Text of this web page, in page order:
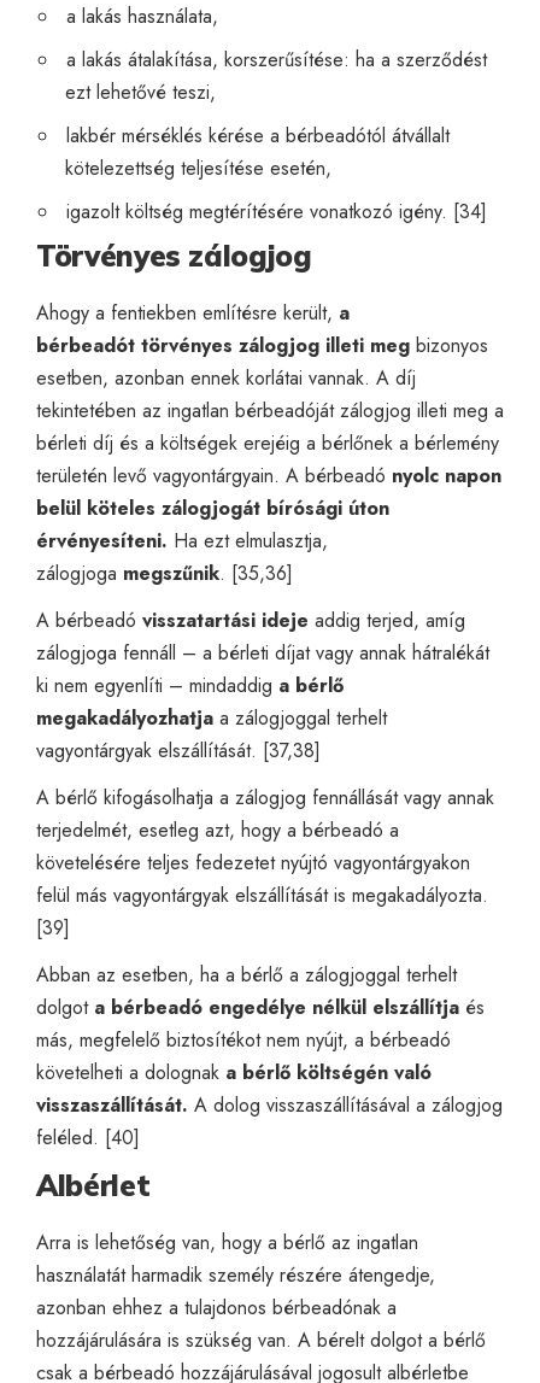
a lakás használata,
a lakás átalakítása, korszerűsítése: ha a szerződést
ezt lehetővé teszi,
lakbér mérséklés kérése a bérbeadótól átvállalt
kötelezettség teljesítése esetén,
igazolt költség megtérítésére vonatkozó igény. [34]
Törvényes zálogjog
Ahogy a fentiekben említésre került, a
bérbeadót törvényes zálogjog illeti meg bizonyos
esetben, azonban ennek korlátai vannak. A díj
tekintetében az ingatlan bérbeadóját zálogjog illeti meg a
bérleti díj és a költségek erejéig a bérlőnek a bérlemény
területén levő vagyontárgyain. A bérbeadó nyolc napon
belül köteles zálogjogát bírósági úton
érvényesíteni. Ha ezt elmulasztja,
zálogjoga megszűnik. [35,36]
A bérbeadó visszatartási ideje addig terjed, amíg
zálogjoga fennáll – a bérleti díjat vagy annak hátralékát
ki nem egyenlíti – mindaddig a bérlő
megakadályozhatja a zálogjoggal terhelt
vagyontárgyak elszállítását. [37,38]
A bérlő kifogásolhatja a zálogjog fennállását vagy annak
terjedelmét, esetleg azt, hogy a bérbeadó a
követelésére teljes fedezetet nyújtó vagyontárgyakon
felül más vagyontárgyak elszállítását is megakadályozta.
[39]
Abban az esetben, ha a bérlő a zálogjoggal terhelt
dolgot a bérbeadó engedélye nélkül elszállítja és
más, megfelelő biztosítékot nem nyújt, a bérbeadó
követelheti a dolognak a bérlő költségén való
visszaszállítását. A dolog visszaszállításával a zálogjog
feléled. [40]
Albérlet
Arra is lehetőség van, hogy a bérlő az ingatlan
használatát harmadik személy részére átengedje,
azonban ehhez a tulajdonos bérbeadónak a
hozzájárulására is szükség van. A bérelt dolgot a bérlő
csak a bérbeadó hozzájárulásával jogosult albérletbe